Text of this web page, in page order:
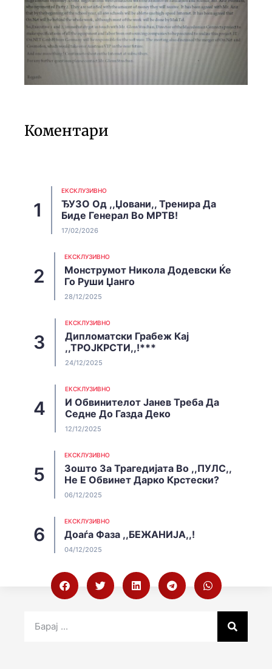
Коментари
EКСКЛУЗИВНО
ЂУЗО Од ,,Џовани,, Тренира Да
Биде Генерал Во МРТВ!
17/02/2026
EКСКЛУЗИВНО
Монструмот Никола Додевски Ќе
Го Руши Џанго
28/12/2025
EКСКЛУЗИВНО
Дипломатски Грабеж Кај
,,ТРОЈКРСТИ,,!***
24/12/2025
EКСКЛУЗИВНО
И Обвинителот Јанев Треба Да
Седне До Газда Деко
12/12/2025
EКСКЛУЗИВНО
Зошто За Трагедијата Во ,,ПУЛС,,
Не Е Обвинет Дарко Крстески?
06/12/2025
EКСКЛУЗИВНО
Доаѓа Фаза ,,БЕЖАНИЈА,,!
04/12/2025